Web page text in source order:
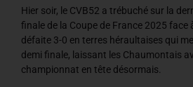
Hier soir, le CVB52 a trébuché sur la
finale de la Coupe de France 2025 face
défaite 3-0 en terres héraultaises qui
demi finale, laissant les Chaumontais
championnat en tête désormais.